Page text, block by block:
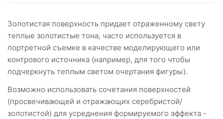
Золотистая поверхность придает отраженному свету
теплые золотистые тона, часто используется в
портретной съемке в качестве моделирующего или
контрового источника (например, для того чтобы
подчеркнуть теплым светом очертания фигуры).
Возможно использовать сочетания поверхностей
(просвечивающей и отражающих серебристой/
золотистой) для усреднения формируемого эффекта -